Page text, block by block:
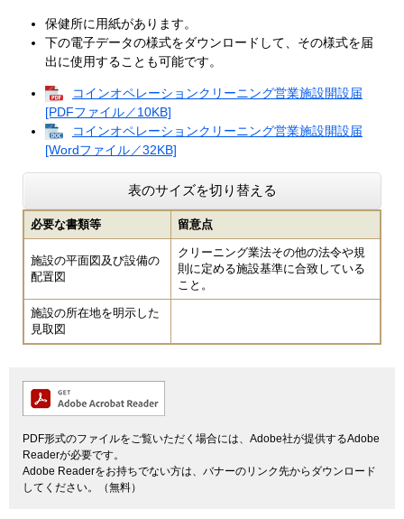
保健所に用紙があります。
下の電子データの様式をダウンロードして、その様式を届
出に使用することも可能です。
コインオペレーションクリーニング営業施設開設届
[PDFファイル／10KB]
コインオペレーションクリーニング営業施設開設届
[Wordファイル／32KB]
表のサイズを切り替える
必要な書類等 留意点
施設の平面図及び設備の
配置図
クリーニング業法その他の法令や規
則に定める施設基準に合致している
こと。
施設の所在地を明示した
見取図
PDF形式のファイルをご覧いただく場合には、Adobe社が提供するAdobe
Readerが必要です。
Adobe Readerをお持ちでない方は、バナーのリンク先からダウンロード
してください。（無料）